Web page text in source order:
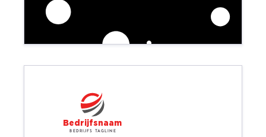
Bedrijfsnaam
Bedrijfs tagline